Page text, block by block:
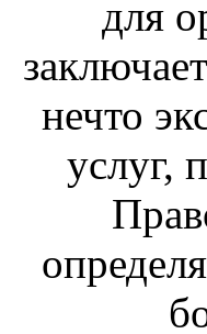
для
нечто
услуг,